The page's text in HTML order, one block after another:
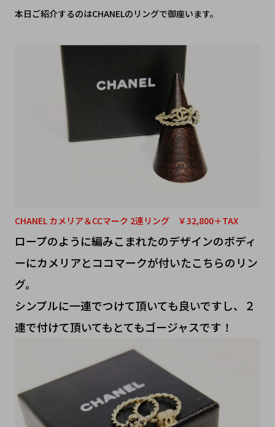
本日ご紹介するのはCHANELのリングで御座います。
CHANEL カメリア＆CCマーク 2連リング ￥32,800＋TAX
ロープのように編みこまれたのデザインのボディ
ーにカメリアとココマークが付いたこちらのリン
グ。
シンプルに一連でつけて頂いても良いですし、２
連で付けて頂いてもとてもゴージャスです！